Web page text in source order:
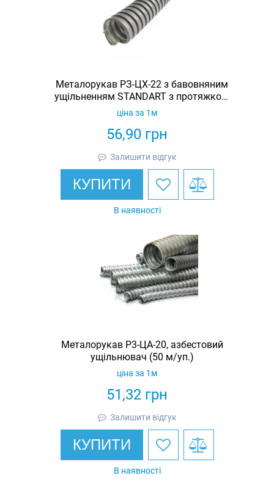
Металорукав РЗ-ЦХ-22 з бавовняним
ущільненням STANDART з протяжкою
(бухта 50м)
56,90 грн
ціна за 1м
Залишити відгук
КУПИТИ
В наявності
Металорукав Р3-ЦА-20, азбестовий
ущільнювач (50 м/уп.)
51,32 грн
ціна за 1м
Залишити відгук
КУПИТИ
В наявності